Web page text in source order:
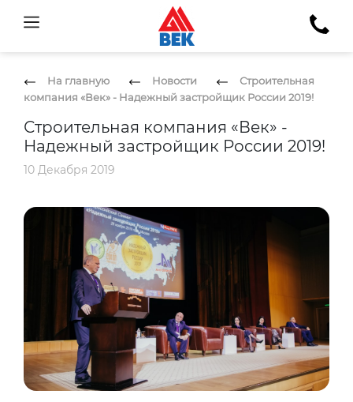
На главную Новости
Строительная
компания «Век» - Надежный застройщик России 2019!
Строительная компания «Век» -
Надежный застройщик России 2019!
10 Декабря 2019